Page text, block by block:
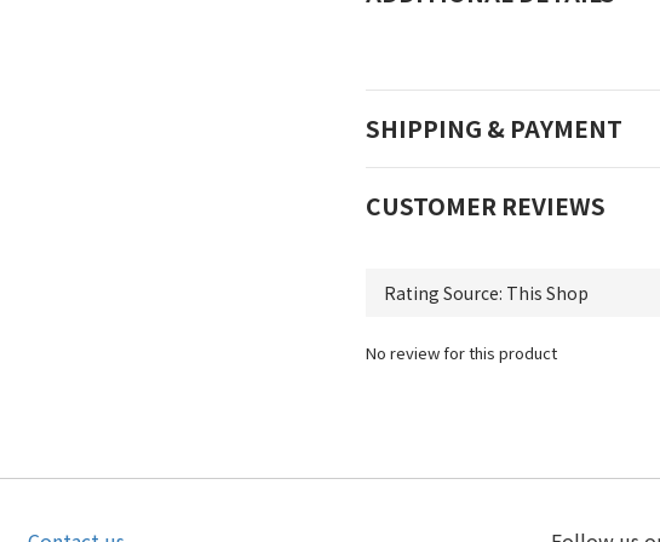
SHIPPING & PAYMENT
CUSTOMER REVIEWS
No review for this product